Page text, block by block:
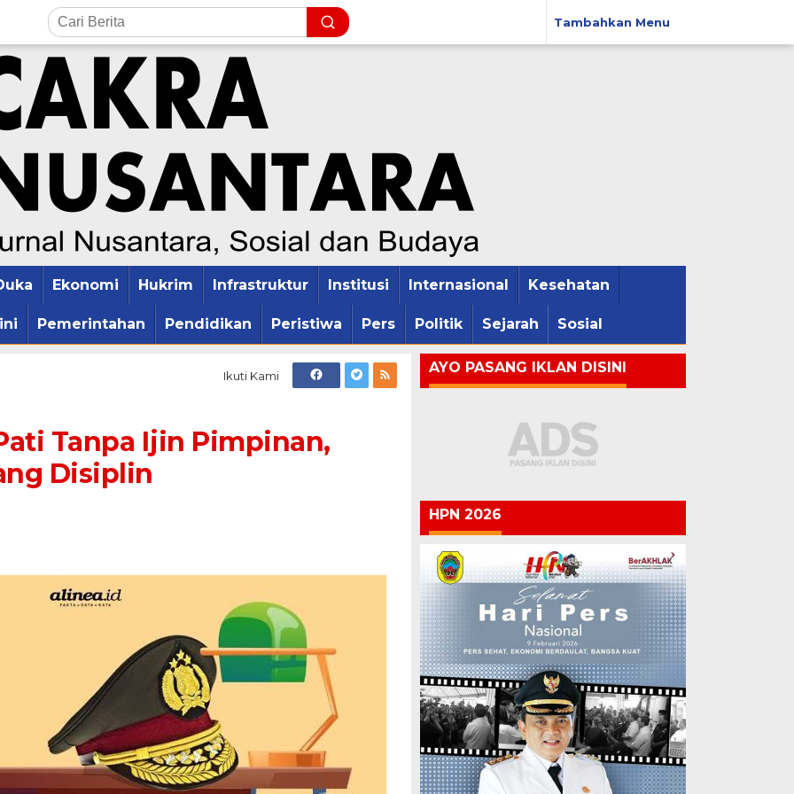
Tambahkan Menu
Ekonomi Hukrim Infrastruktur Institusi Internasional Kesehatan
Pemerintahan Pendidikan Peristiwa Pers Politik Sejarah Sosial
Ikuti Kami
Tanpa Ijin Pimpinan,
Disiplin
AYO PASANG IKLAN DISINI
HPN 2026